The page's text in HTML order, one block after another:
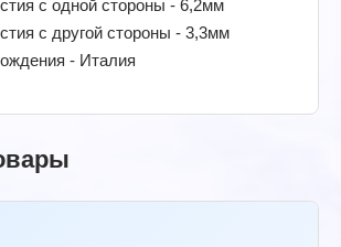
с одной стороны - 6,2мм
с другой стороны - 3,3мм
- Италия